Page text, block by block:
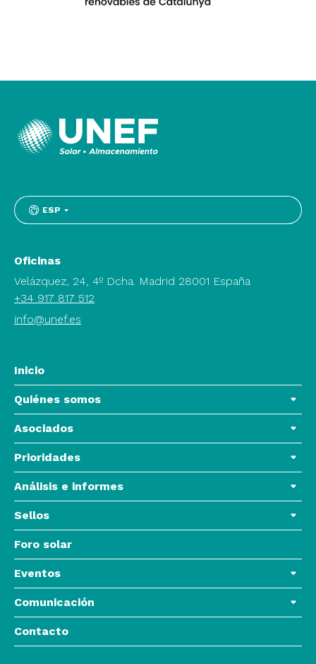
ESP
Oficinas
Velázquez, 24, 4º Dcha. Madrid 28001 España
+34 917 817 512
info@unef.es
Inicio
Quiénes somos
Asociados
Prioridades
Análisis e informes
Sellos
Foro solar
Eventos
Comunicación
Contacto